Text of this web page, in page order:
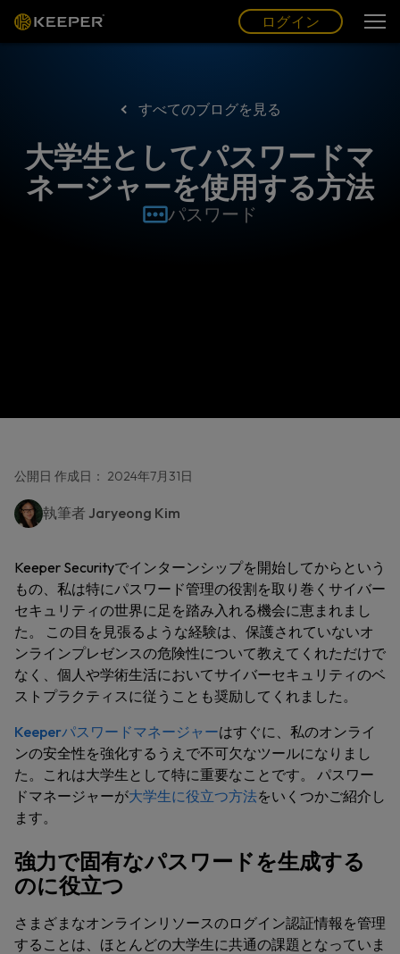
グ (JP)
ログイン
すべてのブログを見る
大学生としてパスワードマ
ネージャーを使用する方法
パスワード
公開日 作成日： 2024年7月31日
執筆者 Jaryeong Kim
Keeper Securityでインターンシップを開始してからという
もの、私は特にパスワード管理の役割を取り巻くサイバー
セキュリティの世界に足を踏み入れる機会に恵まれまし
た。 この目を見張るような経験は、保護されていないオ
ンラインプレゼンスの危険性について教えてくれただけで
なく、個人や学術生活においてサイバーセキュリティのベ
ストプラクティスに従うことも奨励してくれました。
Keeperパスワードマネージャーはすぐに、私のオンライ
ンの安全性を強化するうえで不可欠なツールになりまし
た。これは大学生として特に重要なことです。 パスワー
ドマネージャーが大学生に役立つ方法をいくつかご紹介し
ます。
強力で固有なパスワードを生成する
のに役立つ
さまざまなオンラインリソースのログイン認証情報を管理
することは、ほとんどの大学生に共通の課題となっていま